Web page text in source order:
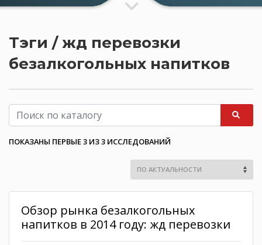
Тэги / жд перевозки
безалкогольных напитков
ПОКАЗАНЫ ПЕРВЫЕ 3 ИЗ 3 ИССЛЕДОВАНИЙ
Обзор рынка безалкогольных
напитков в 2014 году: жд перевозки